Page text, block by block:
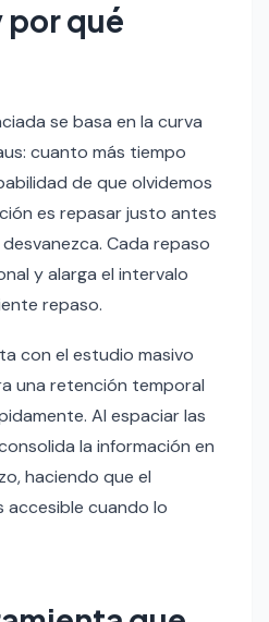
por qué
se basa en la curva
cuanto más tiempo
de que olvidemos
es repasar justo antes
Cada repaso
y alarga el intervalo
repaso.
con el estudio masivo
una retención temporal
Al espaciar las
la información en
haciendo que el
accesible cuando lo